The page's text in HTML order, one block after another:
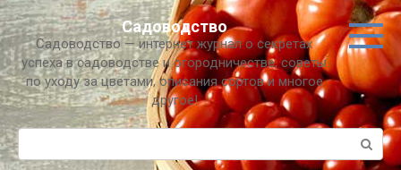
Перейти
к
контенту
Садоводство
Садоводство — интернет журнал о секретах
успеха в садоводстве и огородничестве, советы
по уходу за цветами, описания сортов и многое
другое!
Поиск: